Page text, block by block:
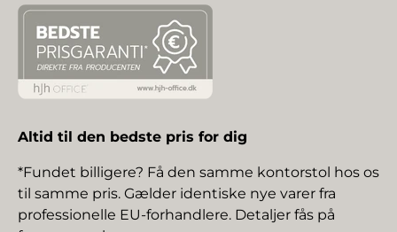
Altid til den bedste pris for dig
*Fundet billigere? Få den samme kontorstol hos os
til samme pris. Gælder identiske nye varer fra
professionelle EU-forhandlere. Detaljer fås på